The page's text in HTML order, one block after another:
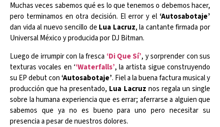
Muchas veces sabemos qué es lo que tenemos o debemos hacer,
pero terminamos en otra decisión. El error y el ‘Autosabotaje’
dan vida al nuevo sencillo de Lua Lacruz, la cantante firmada por
Universal México y producida por DJ Bitman.
Luego de irrumpir con la fresca ‘Di Que Sí’, y sorprender con sus
texturas vocales en ‘‘Waterfalls’, la artista sigue construyendo
su EP debut con‘Autosabotaje’. Fiel a la buena factura musical y
producción que ha presentado, Lua Lacruz nos regala un single
sobre la humana experiencia que es errar; aferrarse a alguien que
sabemos que ya no es bueno para uno pero necesitar su
presencia a pesar de nuestros dolores.